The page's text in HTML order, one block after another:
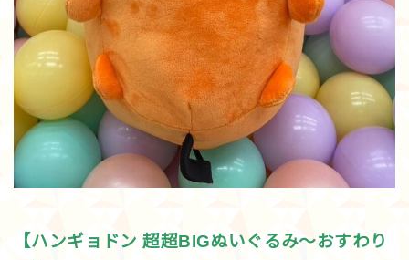
【ハンギョドン 超超BIGぬいぐるみ～おすわり